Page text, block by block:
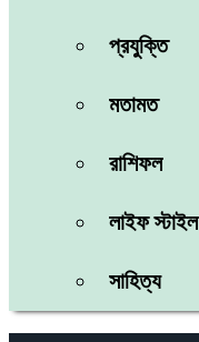
প্রযুক্তি
মতামত
রাশিফল
লাইফ স্টাইল
সাহিত্য